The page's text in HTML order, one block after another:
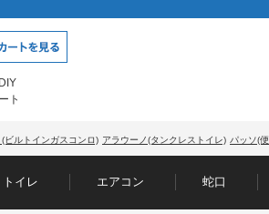
ト
(ビルトインガスコンロ) アラウーノ(タンクレストイレ) パッソ(
トイレ エアコン 蛇口